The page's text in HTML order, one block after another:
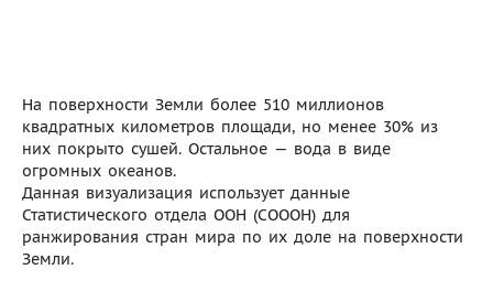
На поверхности Земли более 510 миллионов
квадратных километров площади, но менее 30% из
них покрыто сушей. Остальное — вода в виде
огромных океанов.
Данная визуализация использует данные
Статистического отдела ООН (СОООН) для
ранжирования стран мира по их доле на поверхности
Земли.